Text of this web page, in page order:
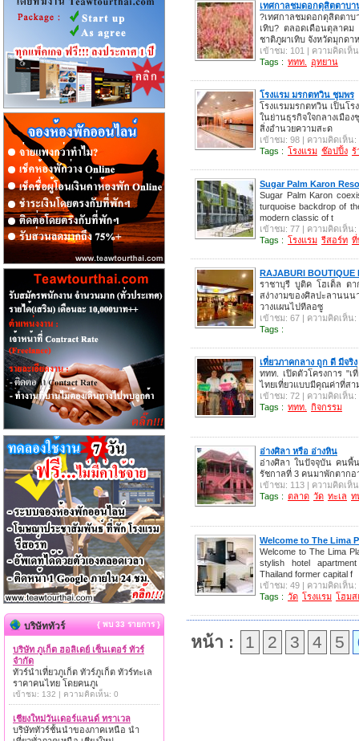
เทศกาลชมดอกดุสิตตาบ
?เทศกาลชมดอกดุสิตตา
เทิบ? ตลอดเดือนตุลาค
ชาติภูผาเทิบ จังหวัดมุกดา
เข้าชม: 101 | ความคิดเห็
Tags : ททท. อุทยาน
โรงแรม มรกตทวิน ชุมพร
โรงแรมมรกตทวิน เป็นโร
ในย่านธุรกิจใจกลางเมือ
สิ่งอำนวยความสะด
เข้าชม: 98 | ความคิดเห็น:
Tags : โรงแรม ช๊อปปิ้ง ร้
Sugar Palm Karon
Sugar Palm Karon
turquoise backdrop of
modern classic of t
เข้าชม: 77 | ความคิดเห็น:
Tags : โรงแรม รีสอร์ท ที่
RAJABURI
ราชาบุรี บูติค โฮเต็ล ต
สง่างามของศิลปะลานน
วางแผนไปทีลอซู
เข้าชม: 67 | ความคิดเห็น:
Tags :
เที่ยวภาคกลาง ถูก ดี มีจริง
ททท. เปิดตัวโครงการ "
ไทยเที่ยวแบบมีคุณค่าที่สา
เข้าชม: 72 | ความคิดเห็น:
Tags : ททท. กิจกรรม
อ่างศิลา หรือ อ่างหิน
อ่างศิลา ในปัจจุบัน คนพื้
รัชกาลที่ 3 คนมาพักตากอ
เข้าชม: 113 | ความคิดเห็
Tags : ตลาด วัด ทะเล ท
Welcome to The Lima
Welcome to The Lima
stylish hotel
Thailand former capital f
เข้าชม: 49 | ความคิดเห็น:
Tags : วัด โรงแรม โฮมส
หน้า : 1 2 3 4 5
บริษัททัวร์ { พบ 33 รายการ }
บริษัท ภูเก็ต ฮอลิเดย์ เซ็นเตอร์ ทัวร์
จำกัด
ทัวร์นำเที่ยวภูเก็ต ทัวร์ภูเก็ต ทัวร์ทะเล
ราคาคนไทย โดยคนภูเ
เข้าชม: 132 | ความคิดเห็น: 0
เชียงใหม่วันเดอร์แลนด์ ทราเวล
บริษัททัวร์ชั้นนำของภาคเหนือ นำ